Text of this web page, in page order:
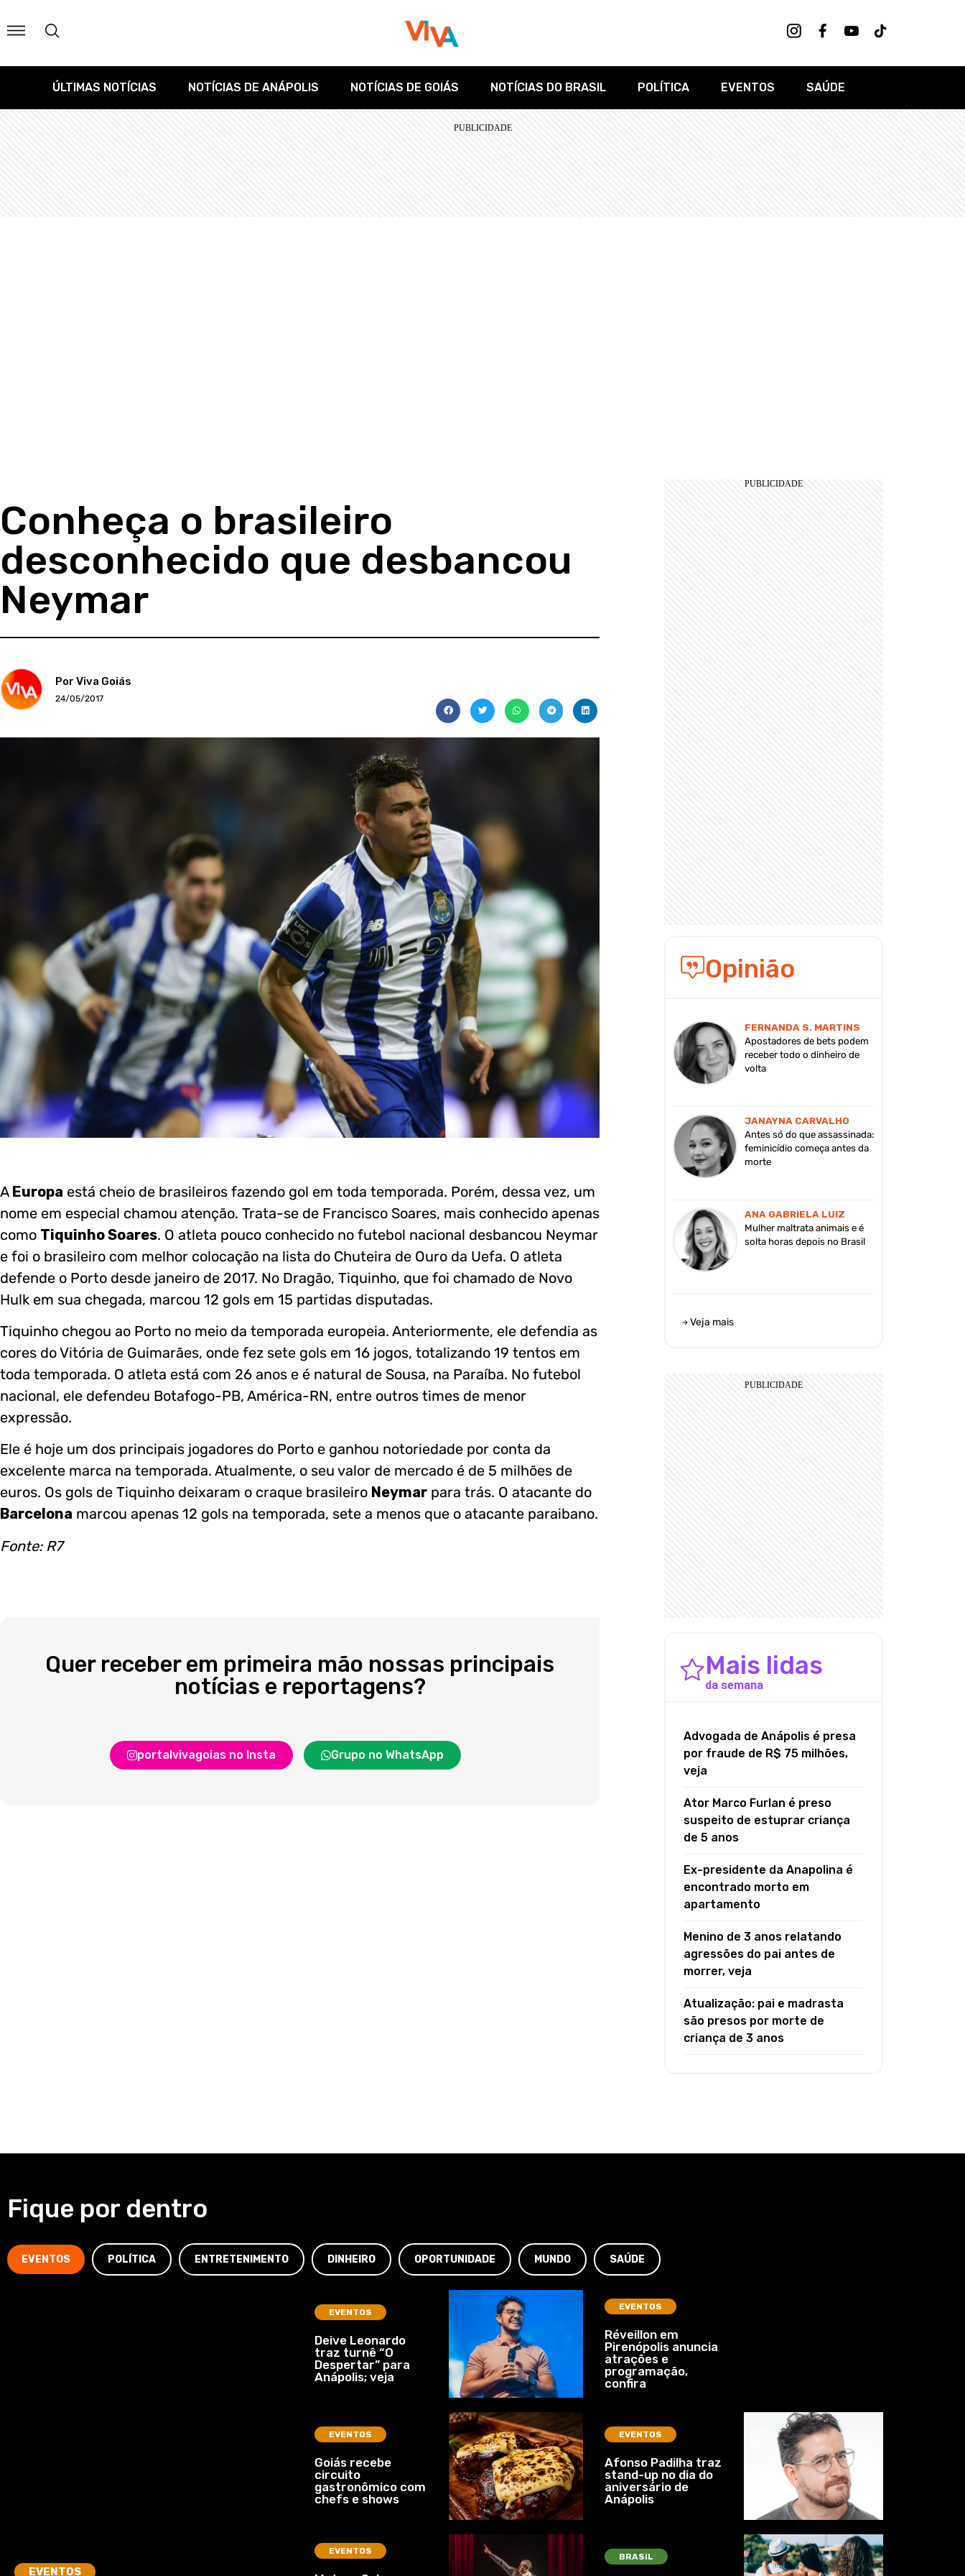
ÚLTIMAS NOTÍCIAS NOTÍCIAS DE ANÁPOLIS NOTÍCIAS DE GOIÁS NOTÍCIAS DO BRASIL POLÍTICA EVENTOS SAÚDE
Conheça o brasileiro
desconhecido que desbancou
Neymar
Por Viva Goiás
24/05/2017
A Europa está cheio de brasileiros fazendo gol em toda temporada. Porém, dessa vez, um
nome em especial chamou atenção. Trata-se de Francisco Soares, mais conhecido apenas
como Tiquinho Soares. O atleta pouco conhecido no futebol nacional desbancou Neymar
e foi o brasileiro com melhor colocação na lista do Chuteira de Ouro da Uefa. O atleta
defende o Porto desde janeiro de 2017. No Dragão, Tiquinho, que foi chamado de Novo
Hulk em sua chegada, marcou 12 gols em 15 partidas disputadas.
Tiquinho chegou ao Porto no meio da temporada europeia. Anteriormente, ele defendia as
cores do Vitória de Guimarães, onde fez sete gols em 16 jogos, totalizando 19 tentos em
toda temporada. O atleta está com 26 anos e é natural de Sousa, na Paraíba. No futebol
nacional, ele defendeu Botafogo-PB, América-RN, entre outros times de menor
expressão.
Ele é hoje um dos principais jogadores do Porto e ganhou notoriedade por conta da
excelente marca na temporada. Atualmente, o seu valor de mercado é de 5 milhões de
euros. Os gols de Tiquinho deixaram o craque brasileiro Neymar para trás. O atacante do
Barcelona marcou apenas 12 gols na temporada, sete a menos que o atacante paraibano.
Fonte: R7
Quer receber em primeira mão nossas principais
notícias e reportagens?
portalvivagoias no Insta Grupo no WhatsApp
Opinião
FERNANDA S. MARTINS
Apostadores de bets podem
receber todo o dinheiro de
volta
JANAYNA CARVALHO
Antes só do que assassinada:
feminicídio começa antes da
morte
ANA GABRIELA LUIZ
Mulher maltrata animais e é
solta horas depois no Brasil
Veja mais
Mais lidas
da semana
Advogada de Anápolis é presa
por fraude de R$ 75 milhões,
veja
Ator Marco Furlan é preso
suspeito de estuprar criança
de 5 anos
Ex-presidente da Anapolina é
encontrado morto em
apartamento
Menino de 3 anos relatando
agressões do pai antes de
morrer, veja
Atualização: pai e madrasta
são presos por morte de
criança de 3 anos
Fique por dentro
EVENTOS POLÍTICA ENTRETENIMENTO DINHEIRO OPORTUNIDADE MUNDO SAÚDE
EVENTOS
EVENTOS
Deive Leonardo
traz turnê “O
Despertar” para
Anápolis; veja
EVENTOS
Goiás recebe
circuito
gastronômico com
chefs e shows
EVENTOS
EVENTOS
Réveillon em
Pirenópolis anuncia
atrações e
programação,
confira
EVENTOS
Afonso Padilha traz
stand-up no dia do
aniversário de
Anápolis
BRASIL